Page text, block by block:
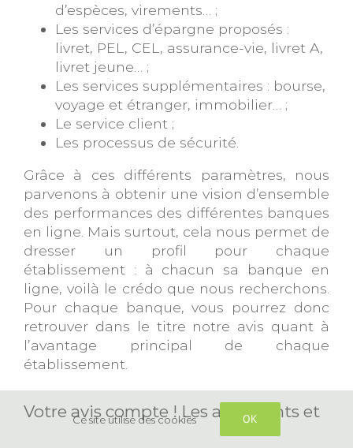
d’espèces, virements… ;
Les services d’épargne proposés :
livret, PEL, CEL, assurance-vie, livret A,
livret jeune… ;
Les services supplémentaires : bourse,
voyage et étranger, immobilier… ;
Le service client ;
Les processus de sécurité.
Grâce à ces différents paramètres, nous
parvenons à obtenir une vision d’ensemble
des performances des différentes banques
en ligne. Mais surtout, cela nous permet de
dresser un profil pour chaque
établissement : à chacun sa banque en
ligne, voilà le crédo que nous recherchons.
Pour chaque banque, vous pourrez donc
retrouver dans le titre notre avis quant à
l’avantage principal de chaque
établissement.
Votre avis compte ! Les avis clients et
Ce site utilise des cookies OK